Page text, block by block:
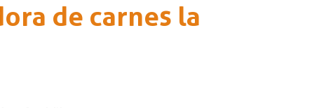
de carnes la